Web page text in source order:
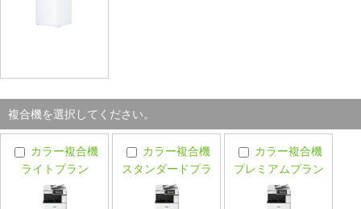
複合機を選択してください。
カラー複合機
ライトプラン
カラー複合機
スタンダードプラ
ン
カラー複合機
プレミアムプラン